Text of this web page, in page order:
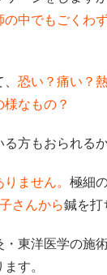
の中でもごくわ
恐い？痛い？
なもの？
方もおられる
ません。 極細
さんから鍼を打
・東洋医学の施
す。